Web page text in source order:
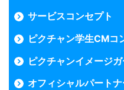
サービスコンセプト
ピクチャン学生CMコ
ピクチャンイメージ
オフィシャルパートナ